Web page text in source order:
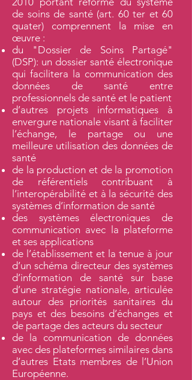
de soins de santé (art. 60 ter et 60
quater) comprennent la mise en
œuvre :
du "Dossier de Soins Partagé"
(DSP): un dossier santé électronique
qui facilitera la communication des
données de santé entre
professionnels de santé et le patient
d’autres projets informatiques à
envergure nationale visant à faciliter
l’échange, le partage ou une
meilleure utilisation des données de
santé
de la production et de la promotion
de référentiels contribuant à
l’interopérabilité et à la sécurité des
systèmes d’information de santé
des systèmes électroniques de
communication avec la plateforme
et ses applications
de l’établissement et la tenue à jour
d’un schéma directeur des systèmes
d’information de santé sur base
d’une stratégie nationale, articulée
autour des priorités sanitaires du
pays et des besoins d’échanges et
de partage des acteurs du secteur
de la communication de données
avec des plateformes similaires dans
d’autres Etats membres de l’Union
Européenne.